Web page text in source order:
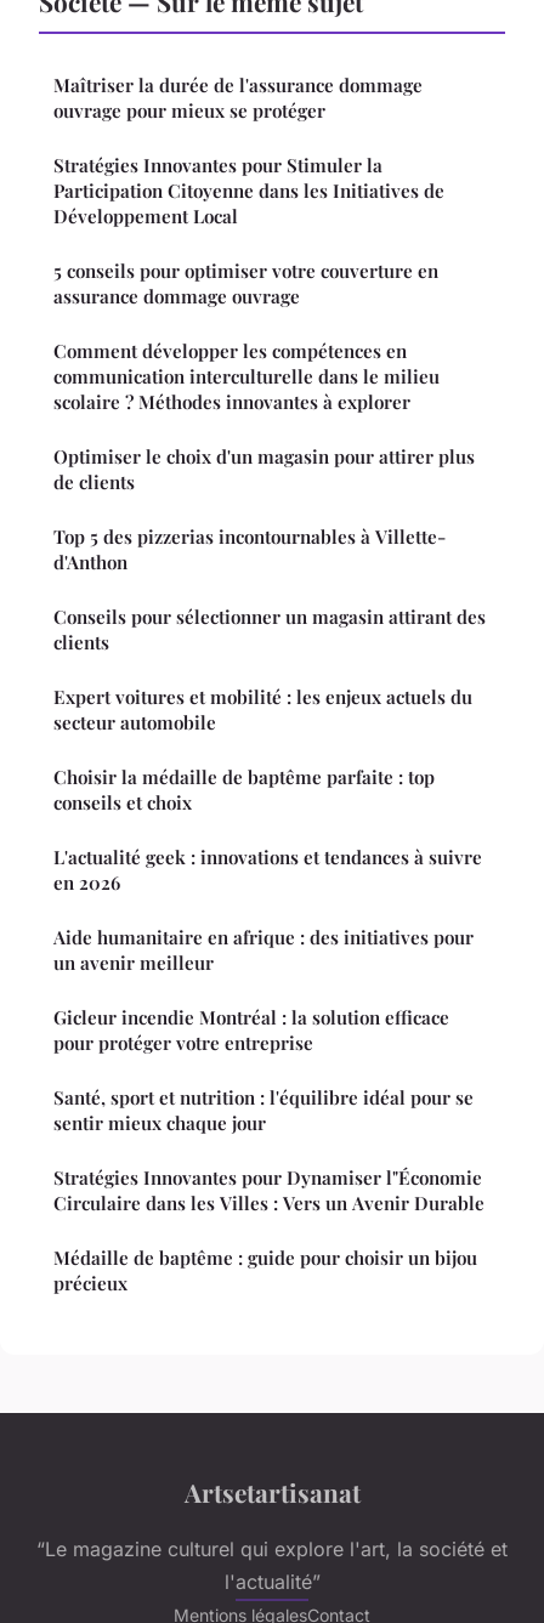
Maîtriser la durée de l'assurance dommage
ouvrage pour mieux se protéger
Stratégies Innovantes pour Stimuler la
Participation Citoyenne dans les Initiatives de
Développement Local
5 conseils pour optimiser votre couverture en
assurance dommage ouvrage
Comment développer les compétences en
communication interculturelle dans le milieu
scolaire ? Méthodes innovantes à explorer
Optimiser le choix d'un magasin pour attirer plus
de clients
Top 5 des pizzerias incontournables à Villette-
d'Anthon
Conseils pour sélectionner un magasin attirant des
clients
Expert voitures et mobilité : les enjeux actuels du
secteur automobile
Choisir la médaille de baptême parfaite : top
conseils et choix
L'actualité geek : innovations et tendances à suivre
en 2026
Aide humanitaire en afrique : des initiatives pour
un avenir meilleur
Gicleur incendie Montréal : la solution efficace
pour protéger votre entreprise
Santé, sport et nutrition : l'équilibre idéal pour se
sentir mieux chaque jour
Stratégies Innovantes pour Dynamiser l"Économie
Circulaire dans les Villes : Vers un Avenir Durable
Médaille de baptême : guide pour choisir un bijou
précieux
Artsetartisanat
“Le magazine culturel qui explore l'art, la société et
l'actualité”
Mentions légalesContact